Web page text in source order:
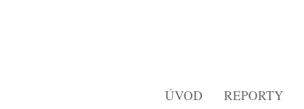
ÚVOD REPORTY